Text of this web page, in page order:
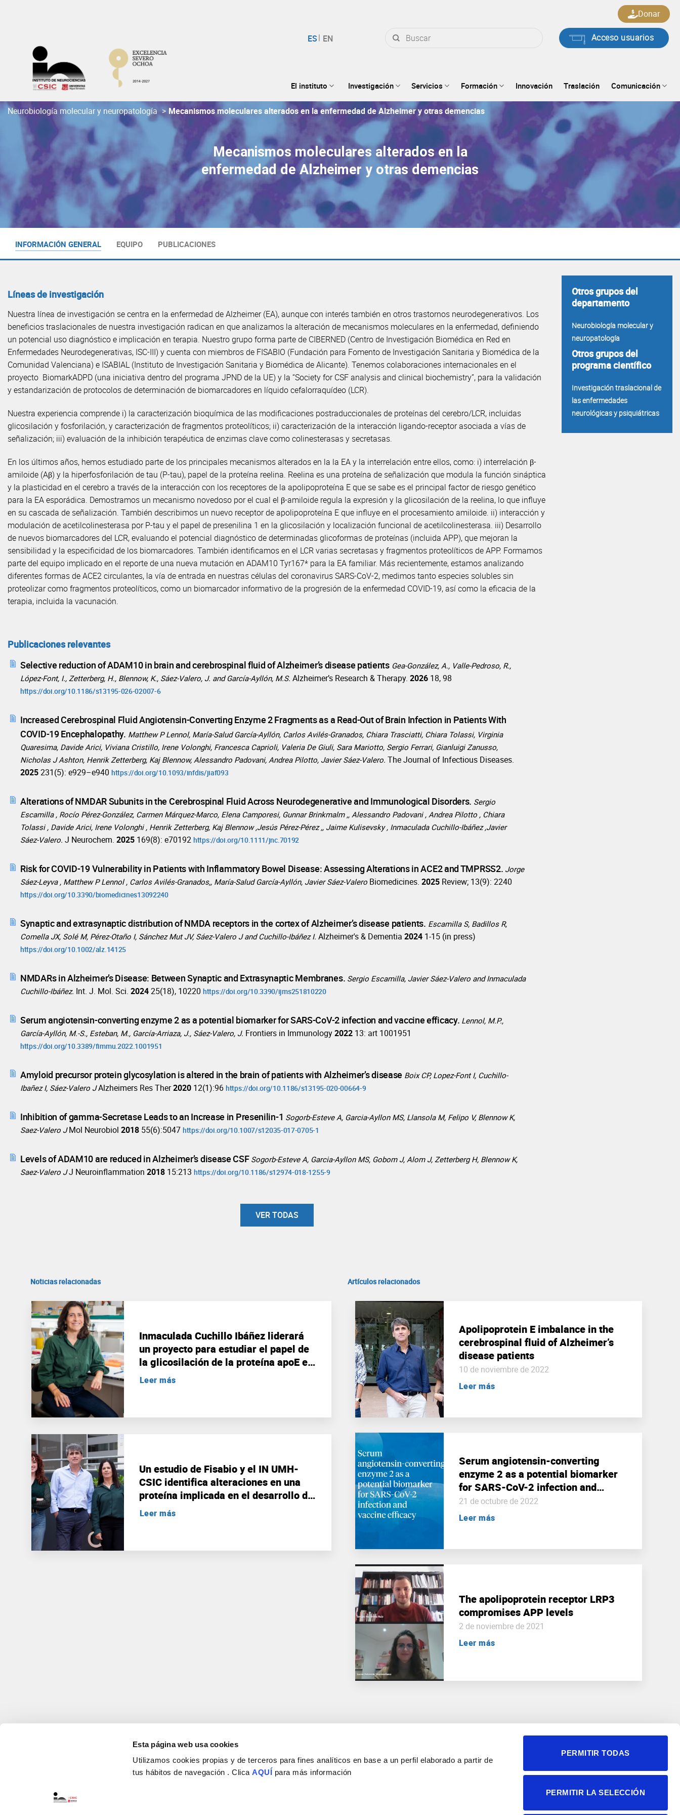
Esta página web usa cookies
Utilizamos cookies propias y de terceros para fines analíticos en base a un perfil elaborado a partir de
tus hábitos de navegación . ClicaAQUÍ para más información
PERMITIR TODAS
PERMITIR LA SELECCIÓN
por:
Acceso usuarios
Donar
El instituto Investigación Servicios Formación Innovación Traslación Comunicación
Neurobiología molecular y neuropatología > Mecanismos moleculares alterados en la enfermedad de Alzheimer y otras demencias
Mecanismos moleculares alterados en la
enfermedad de Alzheimer y otras demencias
INFORMACIÓN GENERAL EQUIPO PUBLICACIONES
Líneas de investigación
Nuestra línea de investigación se centra en la enfermedad de Alzheimer (EA), aunque con interés también en otros trastornos neurodegenerativos. Los
beneficios traslacionales de nuestra investigación radican en que analizamos la alteración de mecanismos moleculares en la enfermedad, definiendo
un potencial uso diagnóstico e implicación en terapia. Nuestro grupo forma parte de CIBERNED (Centro de Investigación Biomédica en Red en
Enfermedades Neurodegenerativas, ISC-III) y cuenta con miembros de FISABIO (Fundación para Fomento de Investigación Sanitaria y Biomédica de la
Comunidad Valenciana) e ISABIAL (Instituto de Investigación Sanitaria y Biomédica de Alicante). Tenemos colaboraciones internacionales en el
proyecto BiomarkADPD (una iniciativa dentro del programa JPND de la UE) y la “Society for CSF analysis and clinical biochemistry”, para la validación
y estandarización de protocolos de determinación de biomarcadores en líquido cefalorraquídeo (LCR).
Nuestra experiencia comprende i) la caracterización bioquímica de las modificaciones postraduccionales de proteínas del cerebro/LCR, incluidas
glicosilación y fosforilación, y caracterización de fragmentos proteolíticos; ii) caracterización de la interacción ligando-receptor asociada a vías de
señalización; iii) evaluación de la inhibición terapéutica de enzimas clave como colinesterasas y secretasas.
En los últimos años, hemos estudiado parte de los principales mecanismos alterados en la la EA y la interrelación entre ellos, como: i) interrelación β-
amiloide (Aβ) y la hiperfosforilación de tau (P-tau), papel de la proteína reelina. Reelina es una proteína de señalización que modula la función sináptica
y la plasticidad en el cerebro a través de la interacción con los receptores de la apolipoproteína E que se sabe es el principal factor de riesgo genético
para la EA esporádica. Demostramos un mecanismo novedoso por el cual el β-amiloide regula la expresión y la glicosilación de la reelina, lo que influye
en su cascada de señalización. También describimos un nuevo receptor de apolipoproteína E que influye en el procesamiento amiloide. ii) interacción y
modulación de acetilcolinesterasa por P-tau y el papel de presenilina 1 en la glicosilación y localización funcional de acetilcolinesterasa. iii) Desarrollo
de nuevos biomarcadores del LCR, evaluando el potencial diagnóstico de determinadas glicoformas de proteínas (incluida APP), que mejoran la
sensibilidad y la especificidad de los biomarcadores. También identificamos en el LCR varias secretasas y fragmentos proteolíticos de APP. Formamos
parte del equipo implicado en el reporte de una nueva mutación en ADAM10 Tyr167* para la EA familiar. Más recientemente, estamos analizando
diferentes formas de ACE2 circulantes, la vía de entrada en nuestras células del coronavirus SARS-CoV-2, medimos tanto especies solubles sin
proteolizar como fragmentos proteolíticos, como un biomarcador informativo de la progresión de la enfermedad COVID-19, así como la eficacia de la
terapia, incluida la vacunación.
Publicaciones relevantes
Selective reduction of ADAM10 in brain and cerebrospinal fluid of Alzheimer’s disease patients Gea-González, A., Valle-Pedroso, R.,
López-Font, I., Zetterberg, H., Blennow, K., Sáez-Valero, J. and García-Ayllón, M.S. Alzheimer’s Research & Therapy. 2026 18, 98
https://doi.org/10.1186/s13195-026-02007-6
Increased Cerebrospinal Fluid Angiotensin-Converting Enzyme 2 Fragments as a Read-Out of Brain Infection in Patients With
COVID-19 Encephalopathy. Matthew P Lennol, María-Salud García-Ayllón, Carlos Avilés-Granados, Chiara Trasciatti, Chiara Tolassi, Virginia
Quaresima, Davide Arici, Viviana Cristillo, Irene Volonghi, Francesca Caprioli, Valeria De Giuli, Sara Mariotto, Sergio Ferrari, Gianluigi Zanusso,
Nicholas J Ashton, Henrik Zetterberg, Kaj Blennow, Alessandro Padovani, Andrea Pilotto, Javier Sáez-Valero. The Journal of Infectious Diseases.
2025231(5): e929–e940 https://doi.org/10.1093/infdis/jiaf093
Alterations of NMDAR Subunits in the Cerebrospinal Fluid Across Neurodegenerative and Immunological Disorders. Sergio
Escamilla , Rocío Pérez-González, Carmen Márquez-Marco, Elena Camporesi, Gunnar Brinkmalm ,, Alessandro Padovani , Andrea Pilotto , Chiara
Tolassi , Davide Arici, Irene Volonghi , Henrik Zetterberg, Kaj Blennow ,Jesús Pérez-Pérez ,, Jaime Kulisevsky , Inmaculada Cuchillo-Ibáñez ,Javier
Sáez-Valero. J Neurochem. 2025 169(8): e70192 https://doi.org/10.1111/jnc.70192
Risk for COVID-19 Vulnerability in Patients with Inflammatory Bowel Disease: Assessing Alterations in ACE2 and TMPRSS2. Jorge
Sáez-Leyva , Matthew P Lennol , Carlos Avilés-Granados,, María-Salud García-Ayllón, Javier Sáez-Valero Biomedicines. 2025 Review; 13(9): 2240
https://doi.org/10.3390/biomedicines13092240
Synaptic and extrasynaptic distribution of NMDA receptors in the cortex of Alzheimer’s disease patients. Escamilla S, Badillos R,
Comella JX, Solé M, Pérez-Otaño I, Sánchez Mut JV, Sáez-Valero J and Cuchillo-Ibáñez I. Alzheimer's & Dementia 2024 1-15 (in press)
https://doi.org/10.1002/alz.14125
NMDARs in Alzheimer’s Disease: Between Synaptic and Extrasynaptic Membranes. Sergio Escamilla, Javier Sáez-Valero and Inmaculada
Cuchillo-Ibáñez. Int. J. Mol. Sci. 202425(18), 10220 https://doi.org/10.3390/ijms251810220
Serum angiotensin-converting enzyme 2 as a potential biomarker for SARS-CoV-2 infection and vaccine efficacy. Lennol, M.P.,
García-Ayllón, M.-S., Esteban, M., García-Arriaza, J., Sáez-Valero, J. Frontiers in Immunology2022 13: art 1001951
https://doi.org/10.3389/fimmu.2022.1001951
Amyloid precursor protein glycosylation is altered in the brain of patients with Alzheimer’s disease Boix CP, Lopez-Font I, Cuchillo-
Ibañez I, Sáez-Valero J Alzheimers Res Ther2020 12(1):96 https://doi.org/10.1186/s13195-020-00664-9
Inhibition of gamma-Secretase Leads to an Increase in Presenilin-1 Sogorb-Esteve A, Garcia-Ayllon MS, Llansola M, Felipo V, Blennow K,
Saez-Valero J Mol Neurobiol 2018 55(6):5047 https://doi.org/10.1007/s12035-017-0705-1
Levels of ADAM10 are reduced in Alzheimer’s disease CSF Sogorb-Esteve A, Garcia-Ayllon MS, Gobom J, Alom J, Zetterberg H, Blennow K,
Saez-Valero J J Neuroinflammation 2018 15:213 https://doi.org/10.1186/s12974-018-1255-9
VER TODAS
Otros grupos del
departamento
Neurobiología molecular y
neuropatología
Otros grupos del
programa científico
Investigación traslacional de
las enfermedades
neurológicas y psiquiátricas
Noticias relacionadas
Inmaculada Cuchillo Ibáñez liderará
un proyecto para estudiar el papel de
la glicosilación de la proteína apoE en
la enfermedad de Alzheimer
Leer más
Un estudio de Fisabio y el IN UMH-
CSIC identifica alteraciones en una
proteína implicada en el desarrollo de
alzhéimer
Leer más
Artículos relacionados
Apolipoprotein E imbalance in the
cerebrospinal fluid of Alzheimer’s
disease patients
10 de noviembre de 2022
Leer más
Serum angiotensin-converting
enzyme 2 as a potential biomarker
for SARS-CoV-2 infection and
vaccine efficacy.
21 de octubre de 2022
Leer más
The apolipoprotein receptor LRP3
compromises APP levels
2 de noviembre de 2021
Leer más
Neurociencias